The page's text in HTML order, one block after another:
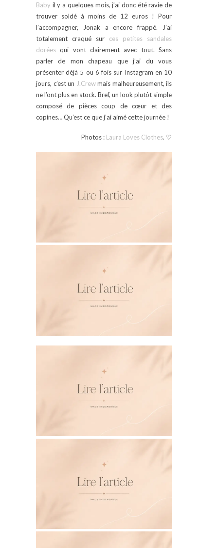
Baby il y a quelques mois, j’ai donc été ravie de
trouver soldé à moins de 12 euros ! Pour
l’accompagner, Jonak a encore frappé. J’ai
totalement craqué sur ces petites sandales
dorées qui vont clairement avec tout. Sans
parler de mon chapeau que j’ai du vous
présenter déjà 5 ou 6 fois sur Instagram en 10
jours, c’est un J.Crewmais malheureusement, ils
ne l’ont plus en stock. Bref, un look plutôt simple
composé de pièces coup de cœur et des
copines… Qu’est ce que j’ai aimé cette journée !
Photos : Laura Loves Clothes. ♡